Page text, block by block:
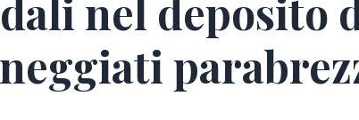
nel deposito